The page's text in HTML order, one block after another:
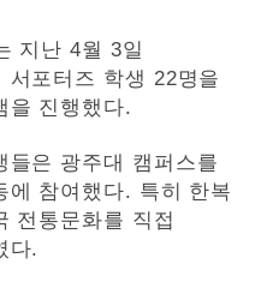
지난 4월 3일
서포터즈 학생 22명을
을 진행했다.
들은 광주대 캠퍼스를
에 참여했다. 특히 한복
전통문화를 직접
다.